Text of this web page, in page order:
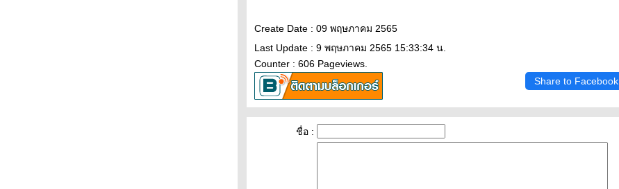
Create Date : 09 พฤษภาคม 2565
Last Update : 9 พฤษภาคม 2565 15:33:34 น.
Counter : 606 Pageviews.
Share to Facebook
ชื่อ :